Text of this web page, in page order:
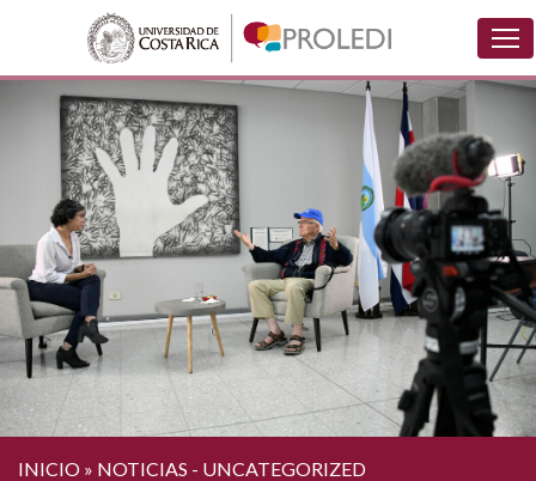
INICIO » NOTICIAS - UNCATEGORIZED